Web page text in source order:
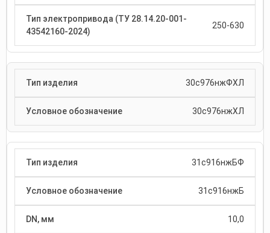
250-630
30с976нжФХЛ
30с976нжХЛ
31с916нжБФ
31с916нжБ
10,0